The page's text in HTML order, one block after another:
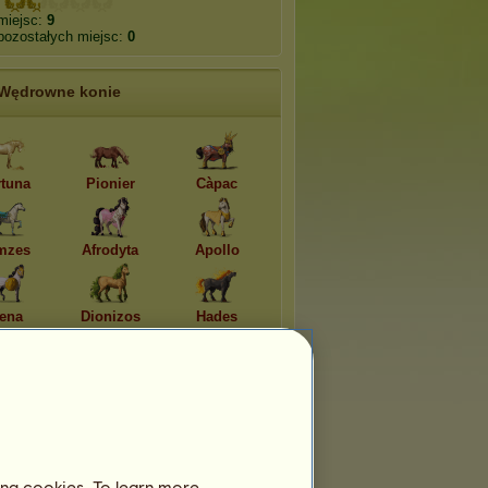
9
miejsc: 0
konie
Pionier Càpac
Afrodyta Apollo
Dionizos Hades